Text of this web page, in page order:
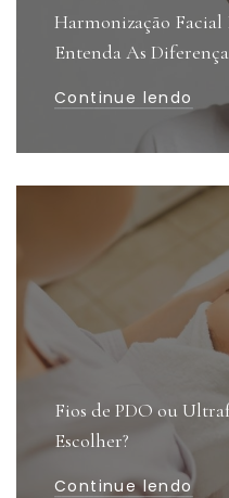
Harmonização
Entenda As
Continue lendo
Fios de PDO ou
Escolher?
Continue lendo